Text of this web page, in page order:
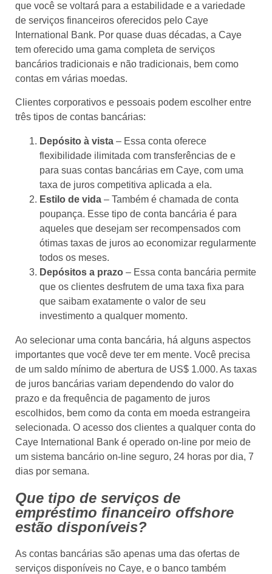
que você se voltará para a estabilidade e a variedade
de serviços financeiros oferecidos pelo Caye
International Bank. Por quase duas décadas, a Caye
tem oferecido uma gama completa de serviços
bancários tradicionais e não tradicionais, bem como
contas em várias moedas.
Clientes corporativos e pessoais podem escolher entre
três tipos de contas bancárias:
Depósito à vista – Essa conta oferece
flexibilidade ilimitada com transferências de e
para suas contas bancárias em Caye, com uma
taxa de juros competitiva aplicada a ela.
Estilo de vida – Também é chamada de conta
poupança. Esse tipo de conta bancária é para
aqueles que desejam ser recompensados com
ótimas taxas de juros ao economizar regularmente
todos os meses.
Depósitos a prazo – Essa conta bancária permite
que os clientes desfrutem de uma taxa fixa para
que saibam exatamente o valor de seu
investimento a qualquer momento.
Ao selecionar uma conta bancária, há alguns aspectos
importantes que você deve ter em mente. Você precisa
de um saldo mínimo de abertura de US$ 1.000. As taxas
de juros bancárias variam dependendo do valor do
prazo e da frequência de pagamento de juros
escolhidos, bem como da conta em moeda estrangeira
selecionada. O acesso dos clientes a qualquer conta do
Caye International Bank é operado on-line por meio de
um sistema bancário on-line seguro, 24 horas por dia, 7
dias por semana.
Que tipo de serviços de
empréstimo financeiro offshore
estão disponíveis?
As contas bancárias são apenas uma das ofertas de
serviços disponíveis no Caye, e o banco também